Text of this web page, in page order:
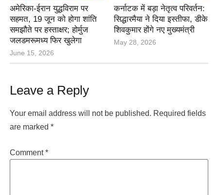
अमेरिका-ईरान युद्धविराम पर
सहमत, 19 जून को होगा शांति
समझौते पर हस्ताक्षर; होर्मुज
जलडमरूमध्य फिर खुलेगा
June 15, 2026
कर्नाटक में बड़ा नेतृत्व परिवर्तन:
सिद्धारमैया ने दिया इस्तीफा, डीके
शिवकुमार होंगे नए मुख्यमंत्री
May 28, 2026
Leave a Reply
Your email address will not be published. Required fields
are marked *
Comment*